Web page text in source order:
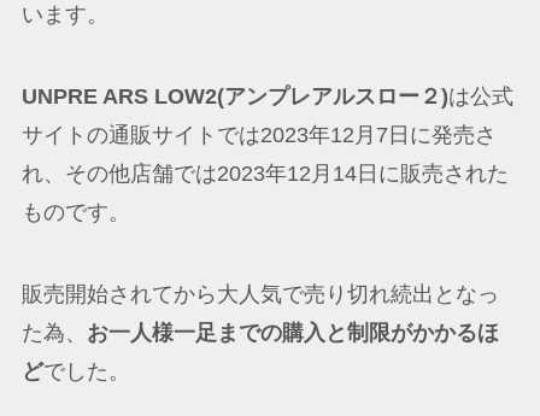
います。
UNPRE ARS LOW2(アンプレアルスロー２)は公式
サイトの通販サイトでは2023年12月7日に発売さ
れ、その他店舗では2023年12月14日に販売された
ものです。
販売開始されてから大人気で売り切れ続出となっ
た為、 お一人様一足までの購入と制限がかかるほ
どでした。